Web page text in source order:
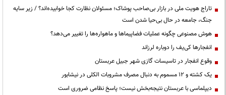
تاراج هویت ملی در بازار بی‌صاحب پوشاک؛ مسئولان نظارت کجا خوابیده‌اند؟ / زیر سایه
جنگ، جامعه در حال بی‌حیا شدن است
هوش مصنوعی چگونه عملیات فضاپیماها و ماهواره‌ها را تغییر می‌دهد؟
انفجارها کی‌یف را دوباره لرزاند
وقوع انفجار در تاسیسات گازی شهر جبیل عربستان
یک کشته و ۱۲ مسموم به دنبال مصرف مشروبات الکلی در نیشابور
دیپلماسی با عربستان نتیجه‌بخش نیست؛ پاسخ نظامی ضروری است